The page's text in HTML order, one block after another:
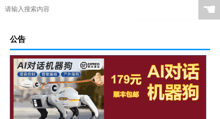
☚
公告